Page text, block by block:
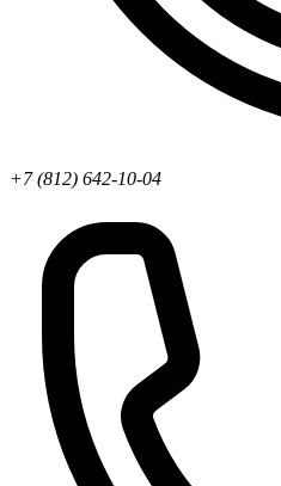
+7 (812) 642-10-04